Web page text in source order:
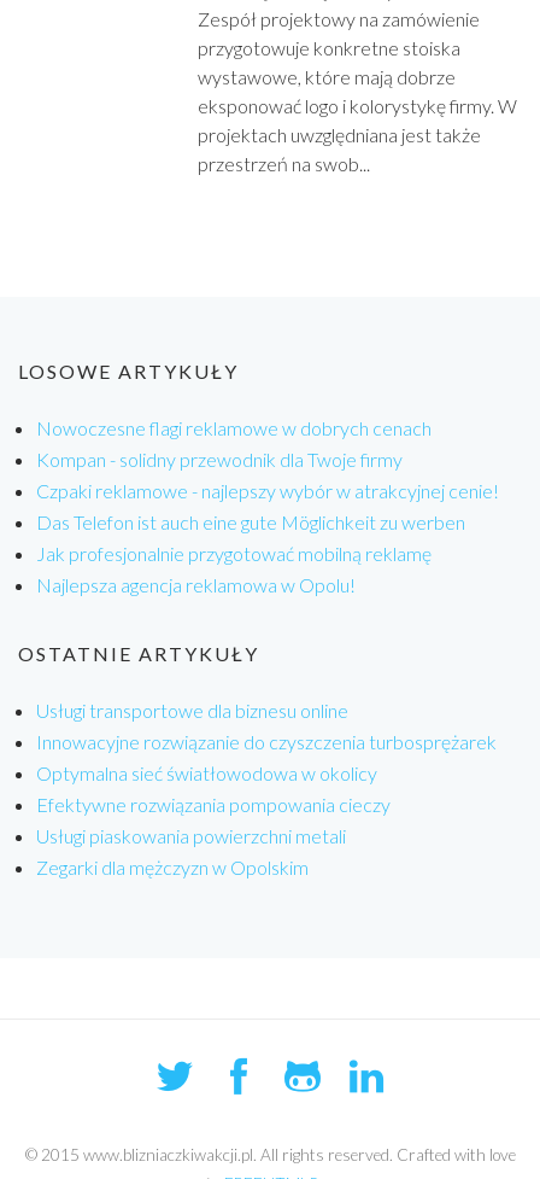
Zespół projektowy na zamówienie
przygotowuje konkretne stoiska
wystawowe, które mają dobrze
eksponować logo i kolorystykę firmy. W
projektach uwzględniana jest także
przestrzeń na swob...
LOSOWE ARTYKUŁY
Nowoczesne flagi reklamowe w dobrych cenach
Kompan - solidny przewodnik dla Twoje firmy
Czpaki reklamowe - najlepszy wybór w atrakcyjnej cenie!
Das Telefon ist auch eine gute Möglichkeit zu werben
Jak profesjonalnie przygotować mobilną reklamę
Najlepsza agencja reklamowa w Opolu!
OSTATNIE ARTYKUŁY
Usługi transportowe dla biznesu online
Innowacyjne rozwiązanie do czyszczenia turbosprężarek
Optymalna sieć światłowodowa w okolicy
Efektywne rozwiązania pompowania cieczy
Usługi piaskowania powierzchni metali
Zegarki dla mężczyzn w Opolskim
© 2015 www.blizniaczkiwakcji.pl. All rights reserved. Crafted with love